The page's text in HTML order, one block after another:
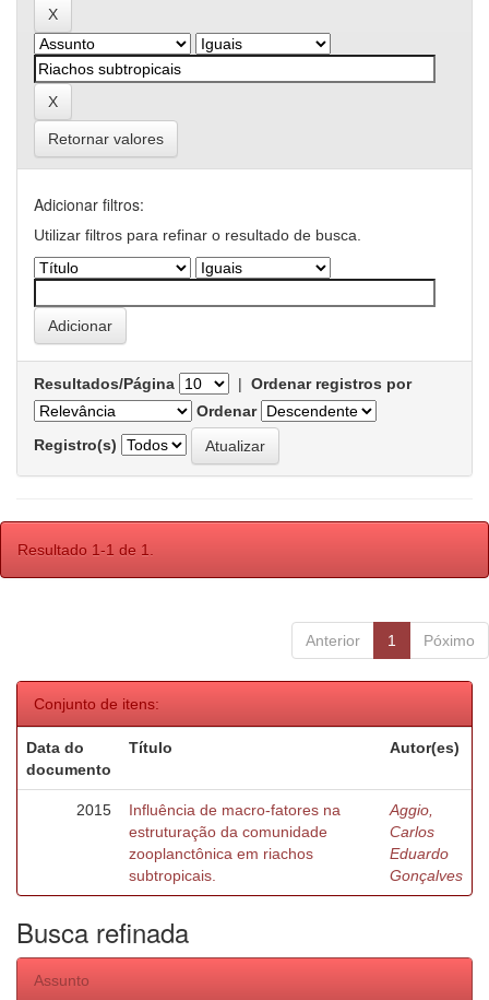
Retornar valores
Adicionar filtros:
Utilizar filtros para refinar o resultado de busca.
Resultados/Página | Ordenar registros por
Ordenar
Registro(s)
Resultado 1-1 de 1.
Anterior 1 Póximo
Conjunto de itens:
Data do
documento
Título Autor(es)
2015
Influência de macro-fatores na
estruturação da comunidade
zooplanctônica em riachos
subtropicais.
Aggio,
Carlos
Eduardo
Gonçalves
Busca refinada
Assunto